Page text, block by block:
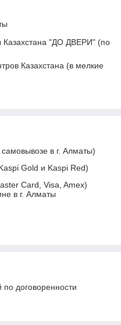
Казахстана "ДО ДВЕРИ" (по
Казахстана (в мелкие
в г. Алматы)
Gold и Kaspi Red)
Card, Visa, Amex)
в г. Алматы
по договоренности